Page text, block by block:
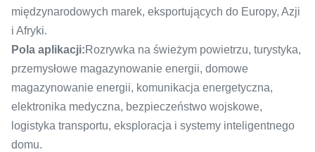
międzynarodowych marek, eksportujących do Europy, Azji
i Afryki.
Pola aplikacji:Rozrywka na świeżym powietrzu, turystyka,
przemysłowe magazynowanie energii, domowe
magazynowanie energii, komunikacja energetyczna,
elektronika medyczna, bezpieczeństwo wojskowe,
logistyka transportu, eksploracja i systemy inteligentnego
domu.